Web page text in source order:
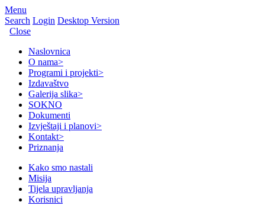
Menu
Search Login Desktop Version
Close
Naslovnica
O nama>
Programi i projekti>
Izdavaštvo
Galerija slika>
SOKNO
Dokumenti
Izvještaji i planovi>
Kontakt>
Priznanja
Kako smo nastali
Misija
Tijela upravljanja
Korisnici